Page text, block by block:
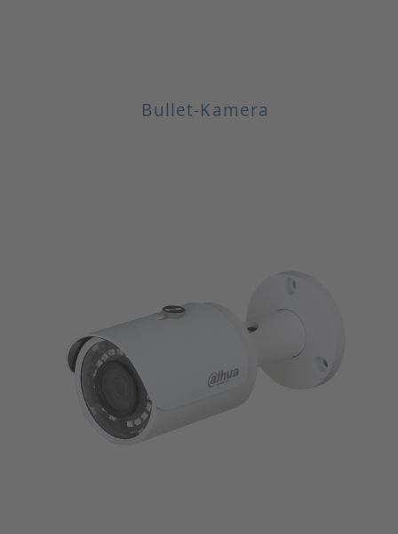
Bullet-Kamera